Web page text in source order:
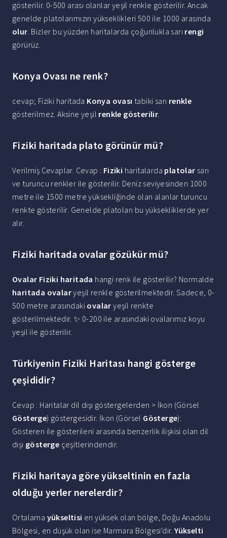
gösterilir. 0-500 arası olanlar yeşil renkle gösterilir. Ancak
genelde platolarımızın yükseklikleri 500 ile 1000 arasında
olur. Bizler bu yüzden haritalarda çoğunlukla sarı rengi
görürüz.
Konya Ovası ne renk?
cevap; Fiziki haritada Konya ovası tabiki sarı renkle
gösterilmez. Aksine yeşil renkle gösterilir.
Fiziki haritada plato görünür mü?
Verilmiş Cevaplar. Cevap : Fiziki haritalarda platolar sarı
ve turuncu renkler ile gösterilir. Deniz seviyesinden 1000
metre ile 1500 metre yüksekliğinde olan alanlar turuncu
renkte gösterilir. Genelde platoları bu yüksekliklerde yer
alır.
Fiziki haritada ovalar gözükür mü?
Ovalar Fiziki haritada hangi renk ile gösterilir? Normalde
haritada ovalaryeşil renkle gösterilmektedir. Sadece, 0-
500 metre arasındaki ovalar yeşil renkte
gösterilmektedir. ✨ 0-200 ile arasındaki ovalarımız koyu
yeşil ile gösterilir.
Türkiyenin Fiziki Haritası hangi gösterge
çeşididir?
Cevap : Haritalar dil dışı göstergelerden > İkon (Görsel
Gösterge) göstergesidir. İkon (Görsel Gösterge):
Gösteren ile gösterileni arasında benzerlik ilişkisi olan dil
dışı gösterge çeşitlerindendir.
Fiziki haritaya göre yükseltinin en fazla
olduğu yerler nerelerdir?
Ortalama yükseltisi en yüksek olan bölge, Doğu Anadolu
Bölgesi, en düşük olan ise Marmara Bölgesi'dir.Yükselti